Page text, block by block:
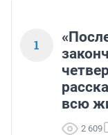
1
всю
2 609